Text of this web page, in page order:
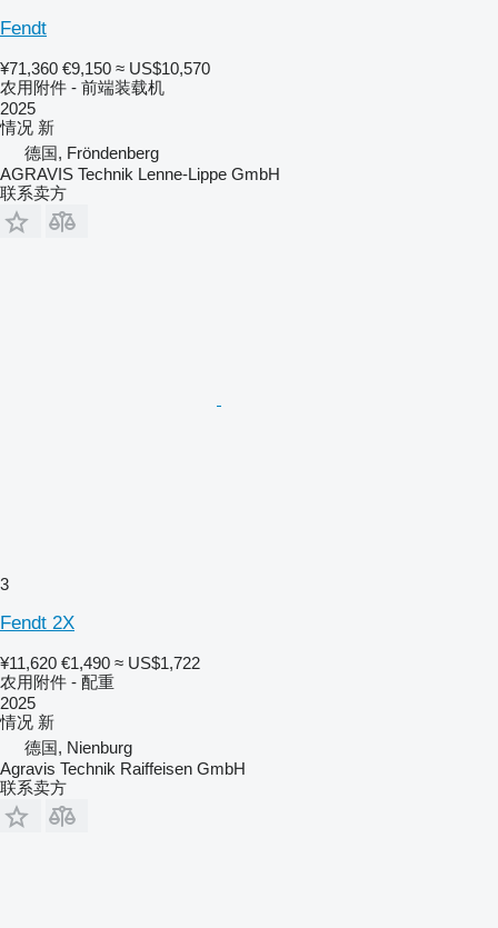
Fendt
¥71,360 €9,150 ≈ US$10,570
农用附件 - 前端装载机
2025
情况 新
德国, Fröndenberg
AGRAVIS Technik Lenne-Lippe GmbH
联系卖方
3
Fendt 2X
¥11,620 €1,490 ≈ US$1,722
农用附件 - 配重
2025
情况 新
德国, Nienburg
Agravis Technik Raiffeisen GmbH
联系卖方